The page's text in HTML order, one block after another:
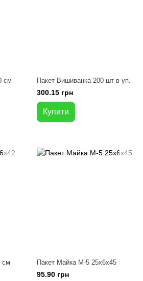
см
Пакет Вишиванка 200 шт в уп.
300.15 грн
Купити
см Пакет Майка М-5 25х6х45
95.90 грн